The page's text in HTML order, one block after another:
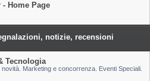
Home Page
notizie, recensioni
Tecnologia
Marketing e concorrenza. Eventi Speciali.